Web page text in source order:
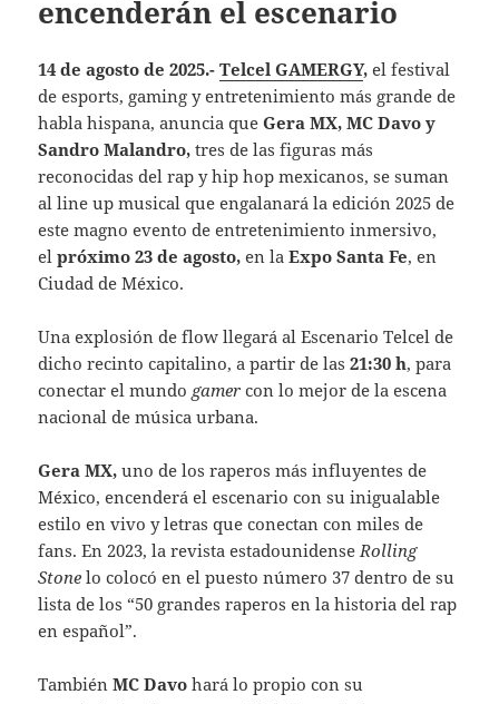
encenderán el escenario
14 de agosto de 2025.-Telcel GAMERGY, el festival
de esports, gaming y entretenimiento más grande de
habla hispana, anuncia queGera MX, MC Davo y
Sandro Malandro, tres de las figuras más
reconocidas del rap y hip hop mexicanos, se suman
al line up musical que engalanará la edición 2025 de
este magno evento de entretenimiento inmersivo,
el próximo 23 de agosto, en laExpo Santa Fe, en
Ciudad de México.
Una explosión de flow llegará al Escenario Telcel de
dicho recinto capitalino, a partir de las 21:30 h, para
conectar el mundo gamercon lo mejor de la escena
nacional de música urbana.
Gera MX,uno de los raperos más influyentes de
México, encenderá el escenario con su inigualable
estilo en vivo y letras que conectan con miles de
fans. En 2023, la revista estadounidense Rolling
Stonelo colocó en el puesto número 37 dentro de su
lista de los “50 grandes raperos en la historia del rap
en español”.
TambiénMC Davo hará lo propio con su